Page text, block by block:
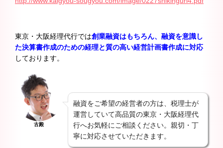
東京・大阪経理代行では創業融資はもちろん、融資を意識し
た決算書作成のための経理と質の高い経営計画書作成に対応
しております。
古殿
融資をご希望の経営者の方は、税理士が
運営していて高品質の東京・大阪経理代
行へお気軽にご相談ください。親切・丁
寧に対応させていただきます。